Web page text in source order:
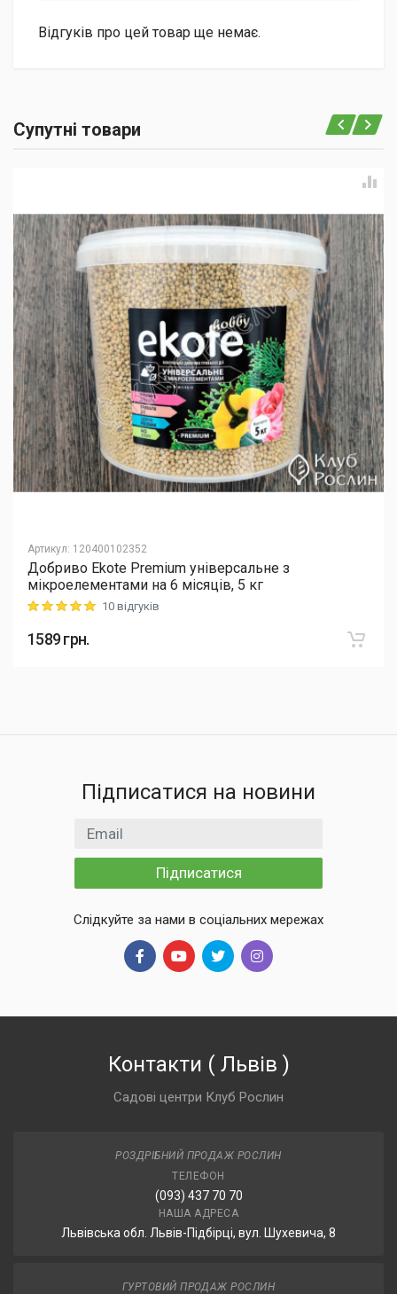
Відгуків про цей товар ще немає.
Супутні товари
Артикул: 120400102352
Добриво Еkote Premium універсальне з
мікроелементами на 6 місяців, 5 кг
Rating: 5 out of 510 відгуків
1589грн.
Підписатися на новини
Email
Підписатися
Слідкуйте за нами в соціальних мережах
Контакти ( Львів )
Садові центри Клуб Рослин
РОЗДРІБНИЙ ПРОДАЖ РОСЛИН
ТЕЛЕФОН
(093) 437 70 70
НАША АДРЕСА
Львівська обл. Львів-Підбірці, вул. Шухевича, 8
ГУРТОВИЙ ПРОДАЖ РОСЛИН